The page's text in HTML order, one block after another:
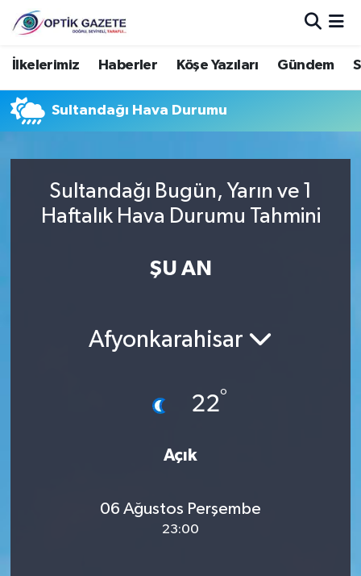
İlkelerimiz Haberler Köşe Yazıları Gündem
Sultandağı Hava Durumu
Sultandağı Bugün, Yarın ve 1
Haftalık Hava Durumu Tahmini
ŞU AN
Afyonkarahisar
22°
Açık
06 Ağustos Perşembe
23:00
Nöbetçi Eczaneler
Hava Durumu
Trafik Durumu
Süper Lig Puan Durumu ve Fikstür
Haber Arşivi